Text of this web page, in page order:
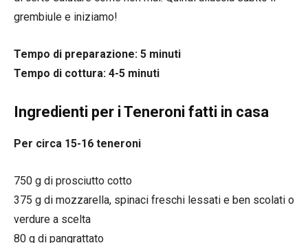
grembiule e iniziamo!
Tempo di preparazione: 5 minuti
Tempo di cottura: 4-5 minuti
Ingredienti per i Teneroni fatti in casa
Per circa 15-16 teneroni
750 g di prosciutto cotto
375 g di mozzarella, spinaci freschi lessati e ben scolati o
verdure a scelta
80 g di pangrattato